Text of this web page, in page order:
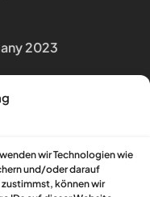
wir Technologien wie
und/oder darauf
können wir
2023